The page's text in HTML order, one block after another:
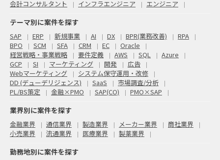
会計コンサルタント
インフラエンジニア エンジニア
テーマ別に案件を探す
SAP ERP 新規事業 AI DX BPR(業務改善)
RPA
BPO
SCM SFA CRM EC
Oracle
経営戦略・事業戦略
要件定義 AWS SQL
Azure
GCP
SI マーケティング 開発
広告
Webマーケティング
システム保守運用・改修
DD (デューデリジェンス)
SaaS
市場調査/分析
PL/BS策定
金融×PMO SAP(CO) PMO×SAP
業界別に案件を探す
金融業界 通信業界 製造業界 メーカー業界
商社業界
小売業界
流通業界 医療業界 製薬業界
勤務地別に案件を探す